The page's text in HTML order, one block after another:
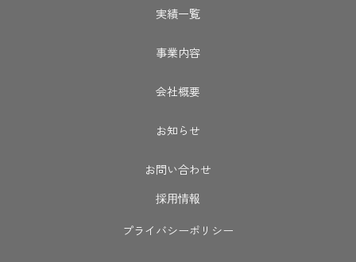
実績一覧
事業内容
会社概要
お知らせ
お問い合わせ
採用情報
プライバシーポリシー